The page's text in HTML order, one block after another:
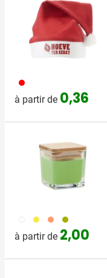
008
à partir de 0,36
002 006 007 019
à partir de 2,00